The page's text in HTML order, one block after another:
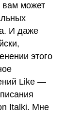
может
И даже
этого
Like —
Italki. Мне